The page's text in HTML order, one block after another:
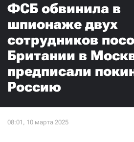
ФСБ обвинила в
шпионаже двух
сотрудников
Британии в
предписали
Россию